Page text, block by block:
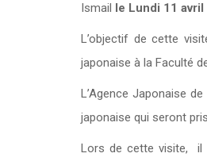
Ismail le Lundi 11 avril
L’objectif de cette
japonaise à la Faculté
L’Agence Japonaise
japonaise qui seront
Lors de cette visite, il